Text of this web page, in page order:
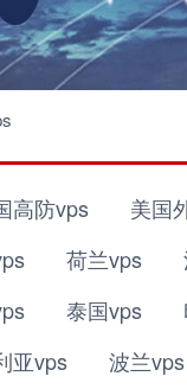
高防vps
美国
荷兰vps
泰国vps
亚vps 波兰vps